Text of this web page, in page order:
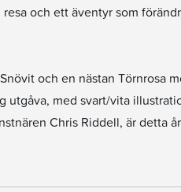
och ett äventyr som
och en nästan Törnrosa
utgåva, med svart/vita
Chris Riddell, är detta